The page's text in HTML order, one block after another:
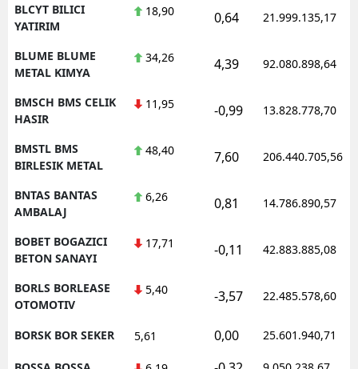
BLCYT BILICI
YATIRIM
18,90 0,64 21.999.135,17
BLUME BLUME
METAL KIMYA
34,26 4,39 92.080.898,64
BMSCH BMS CELIK
HASIR
11,95 -0,99 13.828.778,70
BMSTL BMS
BIRLESIK METAL
48,40 7,60 206.440.705,56
BNTAS BANTAS
AMBALAJ
6,26 0,81 14.786.890,57
BOBET BOGAZICI
BETON SANAYI
17,71 -0,11 42.883.885,08
BORLS BORLEASE
OTOMOTIV
5,40 -3,57 22.485.578,60
BORSK BOR SEKER 5,61 0,00 25.601.940,71